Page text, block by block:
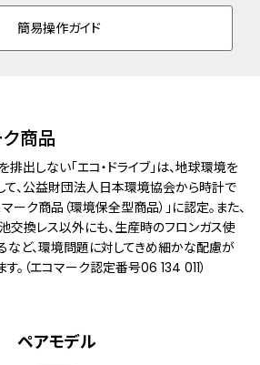
サファイアガラス（クラリティ・コーティン
耐ニッケルアレルギー
１種耐磁
文字板部品：再生素材
充電残量表示機能
パワーセーブ機能
フル充電時約3年可動(パワーセーブ作動
簡易操作ガイド
商品
出しない「エコ・ドライブ」は、地球環境を
て、公益財団法人日本環境協会から時計で
ーク商品（環境保全型商品）」に認定。また、
交換レス以外にも、生産時のフロンガス使
など、環境問題に対してきめ細かな配慮が
。（エコマーク認定番号06 134 011）
ペアモデル